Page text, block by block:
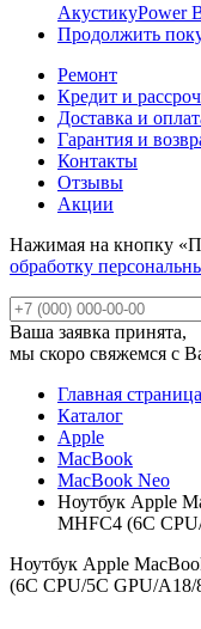
АкустикуPower
Продолжить
Ремонт
Кредит и
Доставка и
Гарантия и
Контакты
Отзывы
Акции
Нажимая на кнопку
обработку
Ваша заявка принята,
мы скоро свяжемся с
Главная страница
Каталог
Apple
MacBook
MacBook Neo
Ноутбук Apple
MHFC4 (6C
Ноутбук Apple
(6C CPU/5C GPU/